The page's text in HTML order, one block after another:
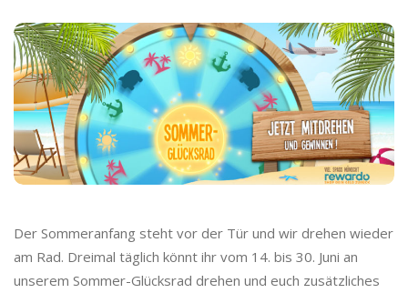
Der Sommeranfang steht vor der Tür und wir drehen wieder
am Rad. Dreimal täglich könnt ihr vom 14. bis 30. Juni an
unserem Sommer-Glücksrad drehen und euch zusätzliches